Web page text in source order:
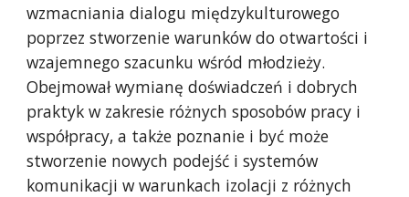
wzmacniania dialogu międzykulturowego
poprzez stworzenie warunków do otwartości i
wzajemnego szacunku wśród młodzieży.
Obejmował wymianę doświadczeń i dobrych
praktyk w zakresie różnych sposobów pracy i
współpracy, a także poznanie i być może
stworzenie nowych podejść i systemów
komunikacji w warunkach izolacji z różnych